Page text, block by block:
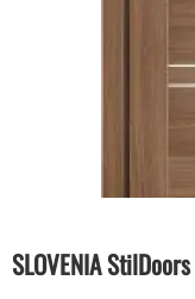
SLOVENIA StilDoors